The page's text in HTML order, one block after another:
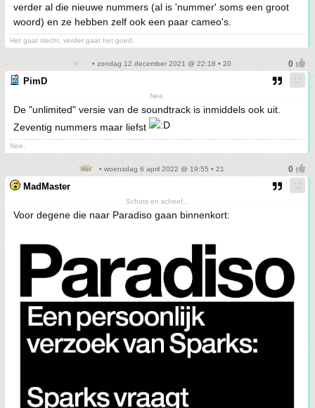
verder al die nieuwe nummers (al is 'nummer' soms een groot
woord) en ze hebben zelf ook een paar cameo's.
Het gaat slecht, verder gaat het goed.
• zondag 12 december 2021 @ 22:18 • 20
PimD
Nee.
De "unlimited" versie van de soundtrack is inmiddels ook uit.
Zeventig nummers maar liefst
Nee.
• woensdag 6 april 2022 @ 19:55 • 21
MadMaster
Schots en scheef...
Voor degene die naar Paradiso gaan binnenkort: